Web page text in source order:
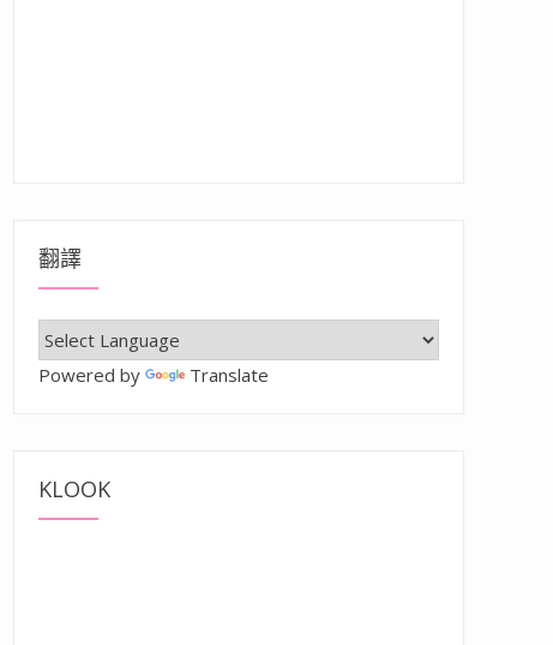
，限時優惠折扣多且省超多”
翻譯
Powered by Translate
KLOOK